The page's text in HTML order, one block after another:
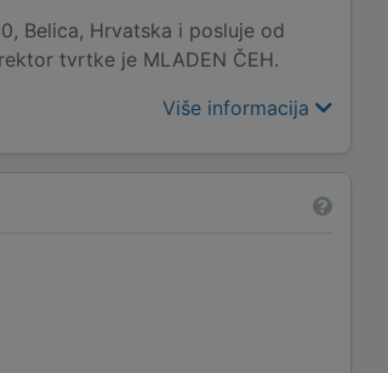
Belica, Hrvatska i posluje od
tvrtke je MLADEN ČEH.
Više informacija